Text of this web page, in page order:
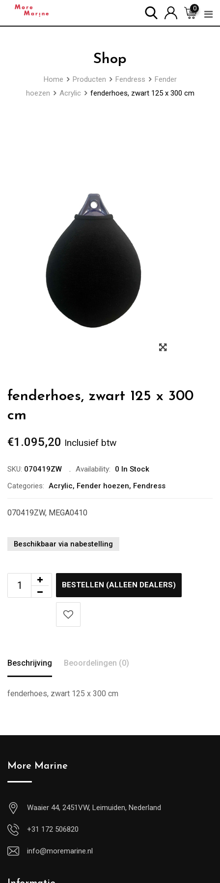
0
Shop
Home Producten Fendress
Fender
hoezen
Acrylic fenderhoes, zwart 125 x 300 cm
fenderhoes, zwart 125 x 300
cm
€1.095,20 Inclusief btw
SKU: 070419ZW Availability:
0 In Stock
Categories: Acrylic, Fender hoezen, Fendress
070419ZW, MEGA0410
Beschikbaar via nabestelling
BESTELLEN (ALLEEN DEALERS)
Beschrijving Beoordelingen (0)
fenderhoes, zwart 125 x 300 cm
More Marine
Waaier 44, 2451VW, Leimuiden, Nederland
+31 172 506820
info@moremarine.nl